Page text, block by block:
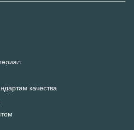
качества